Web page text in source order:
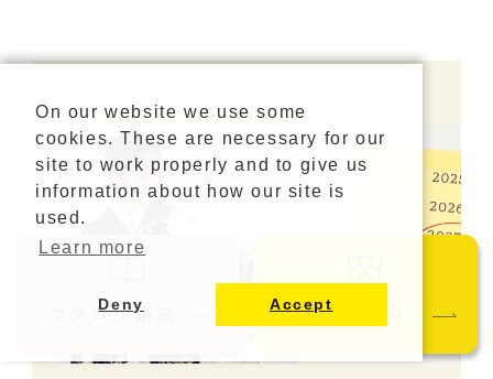
カタログ請求 ご来店予約
On our website we use some
cookies. These are necessary for our
site to work properly and to give us
information about how our site is
used.
Learn more
Deny Accept